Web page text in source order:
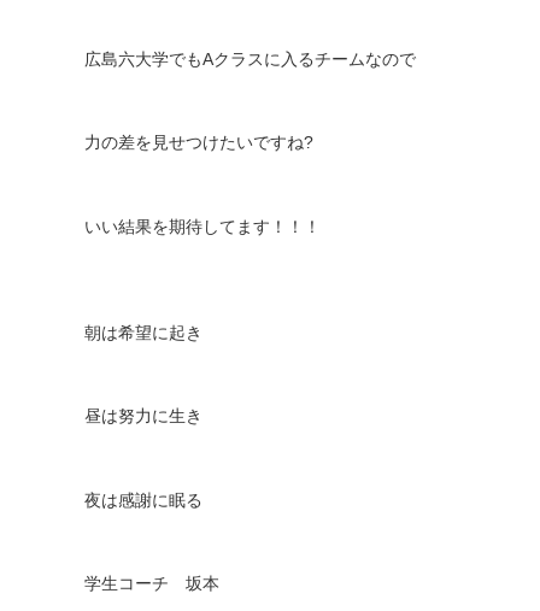
広島六大学でもAクラスに入るチームなので
力の差を見せつけたいですね?
いい結果を期待してます！！！
朝は希望に起き
昼は努力に生き
夜は感謝に眠る
学生コーチ 坂本